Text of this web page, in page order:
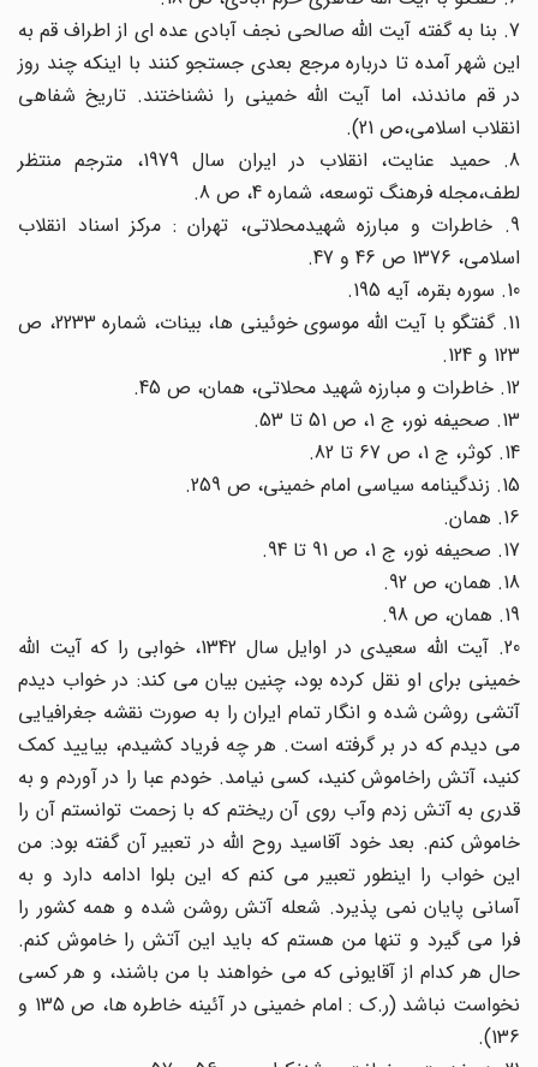
7. بنا به گفته آیت الله صالحی نجف آبادی عده ای از اطراف قم به
این شهر آمده تا درباره مرجع بعدی جستجو کنند با اینکه چند روز
در قم ماندند، اما آیت الله خمینی را نشناختند. تاریخ شفاهی
انقلاب اسلامی،ص 21).
8. حمید عنایت، انقلاب در ایران سال 1979، مترجم منتظر
لطف،مجله فرهنگ توسعه، شماره 4، ص 8.
9. خاطرات و مبارزه شهیدمحلاتی، تهران : مرکز اسناد انقلاب
اسلامی، 1376 ص 46 و 47.
11. گفتگو با آیت الله موسوی خوئینی ها، بینات، شماره 2233، ص
123 و 124.
20. آیت الله سعیدی در اوایل سال 1342، خوابی را که آیت الله
خمینی برای او نقل کرده بود، چنین بیان می کند: در خواب دیدم
آتشی روشن شده و انگار تمام ایران را به صورت نقشه جغرافیایی
می دیدم که در بر گرفته است. هر چه فریاد کشیدم، بیایید کمک
کنید، آتش راخاموش کنید، کسی نیامد. خودم عبا را در آوردم و به
قدری به آتش زدم وآب روی آن ریختم که با زحمت توانستم آن را
خاموش کنم. بعد خود آقاسید روح الله در تعبیر آن گفته بود: من
این خواب را اینطور تعبیر می کنم که این بلوا ادامه دارد و به
آسانی پایان نمی پذیرد. شعله آتش روشن شده و همه کشور را
فرا می گیرد و تنها من هستم که باید این آتش را خاموش کنم.
حال هر کدام از آقایونی که می خواهند با من باشند، و هر کسی
نخواست نباشد (ر.ک : امام خمینی در آئینه خاطره ها، ص 135 و
136).